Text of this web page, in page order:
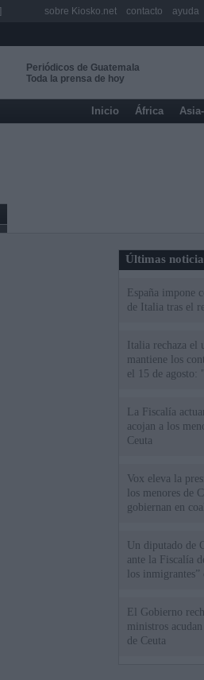
Periódicos de Guatemala
Toda la prensa de hoy
Inicio África
Últimas
España impone
de Italia tras el
Italia rechaza
mantiene los
el 15 de agosto:
La Fiscalía
acojan a los
Ceuta
Vox eleva la
los menores de
gobiernan en
Un diputado de
ante la Fiscalía
los inmigrantes”
El Gobierno
ministros
de Ceuta
sobre Kiosko.net contacto ayuda